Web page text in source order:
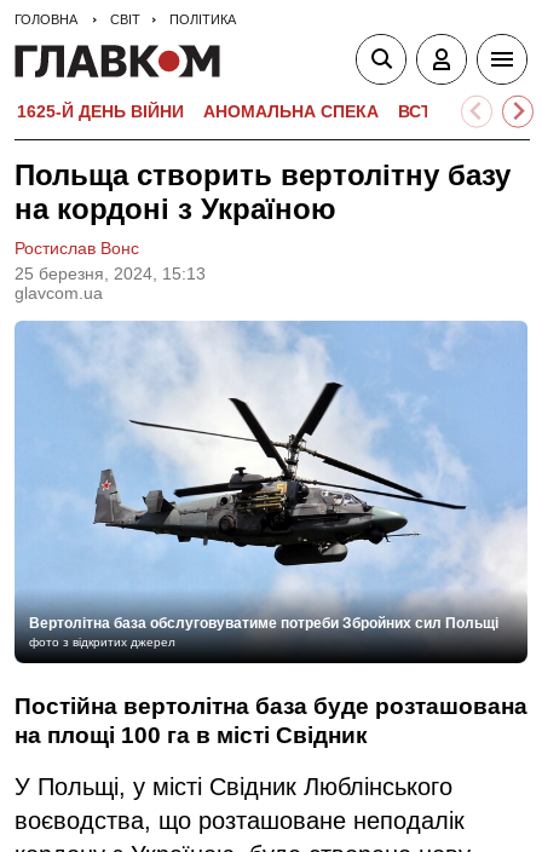
ГОЛОВНА СВІТ ПОЛІТИКА
1625-Й ДЕНЬ ВІЙНИ АНОМАЛЬНА СПЕКА ВСТУПНА
Польща створить вертолітну базу
на кордоні з Україною
25 березня, 2024, 15:13
glavcom.ua
Ростислав Вонс
Вертолітна база обслуговуватиме потреби Збройних сил Польщі
фото з відкритих джерел
Постійна вертолітна база буде розташована
на площі 100 га в місті Свідник
У Польщі, у місті Свідник Люблінського
воєводства, що розташоване неподалік